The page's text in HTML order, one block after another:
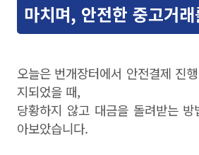
마치며, 안전한 중고거
오늘은 번개장터에서 안전결제 진
지되었을 때,
당황하지 않고 대금을 돌려받는
아보았습니다.